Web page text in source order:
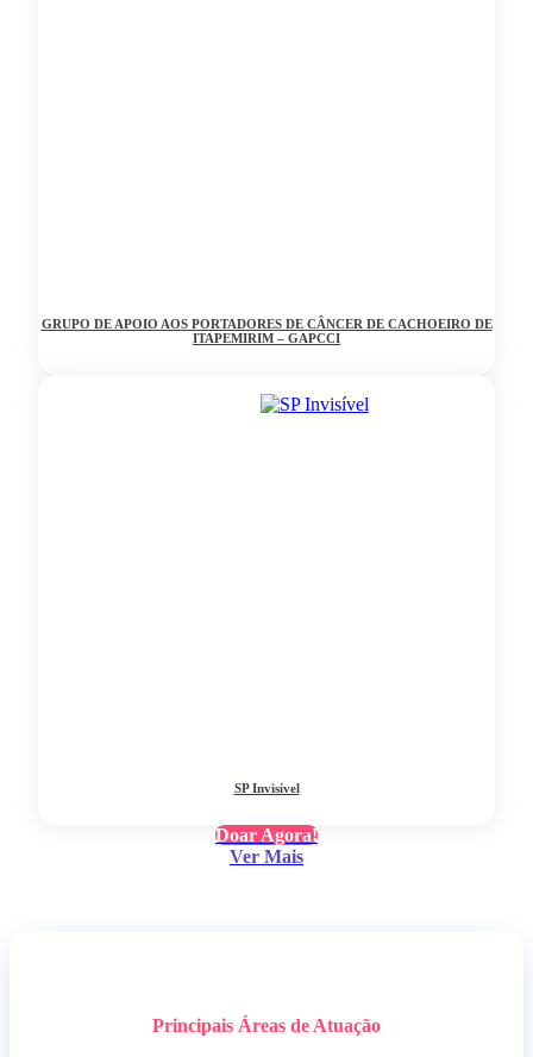
GRUPO DE APOIO AOS PORTADORES DE CÂNCER DE CACHOEIRO DE
ITAPEMIRIM – GAPCCI
SP Invisível
Doar Agora!
Ver Mais
Principais Áreas de Atuação